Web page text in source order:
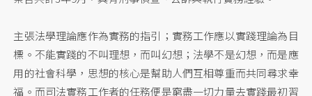
主張法學理論應作為實務的指引；實務工作應以實踐理論為目
標。不能實踐的不叫理想，而叫幻想；法學不是幻想，而是應
用的社會科學，思想的核心是幫助人們互相尊重而共同尋求幸
福。而司法實務工作者的任務便是窮盡一切力量去實踐最初習